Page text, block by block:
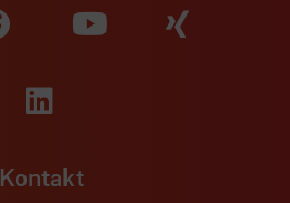
Zu unserer Facebook
Zu
Zu unserer
Kontakt